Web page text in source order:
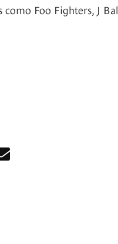
Foo Fighters, J